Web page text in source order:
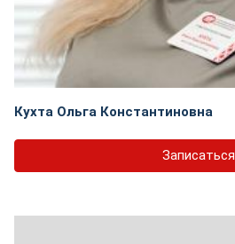
Кухта Ольга Константиновна
Записаться